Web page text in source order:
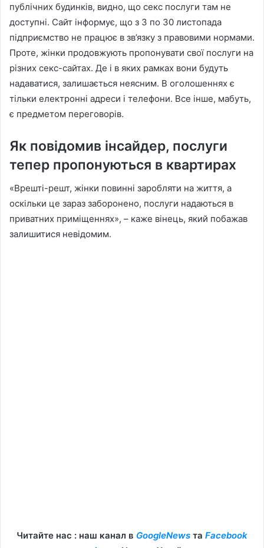
публічних будинків, видно, що секс послуги там не
доступні. Сайт інформує, що з 3 по 30 листопада
підприємство не працює в зв’язку з правовими нормами.
Проте, жінки продовжують пропонувати свої послуги на
різних секс-сайтах. Де і в яких рамках вони будуть
надаватися, залишається неясним. В оголошеннях є
тільки електронні адреси і телефони. Все інше, мабуть,
є предметом переговорів.
Як повідомив інсайдер, послуги
тепер пропонуються в квартирах
«Врешті-решт, жінки повинні заробляти на життя, а
оскільки це зараз заборонено, послуги надаються в
приватних приміщеннях», – каже вінець, який побажав
залишитися невідомим.
Читайте нас : наш канал в GoogleNews та Facebook